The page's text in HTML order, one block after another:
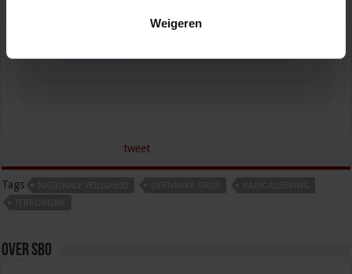
Weigeren
Opleiding Informatiegestuurd adviseren OOV
tweet
Tags
Over sbo